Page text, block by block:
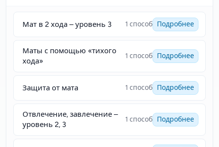
Мат в 2 хода – уровень 3 1 способ Подробнее
Маты с помощью «тихого
хода»
1 способ Подробнее
Защита от мата 1 способ Подробнее
Отвлечение, завлечение –
уровень 2, 3
1 способ Подробнее